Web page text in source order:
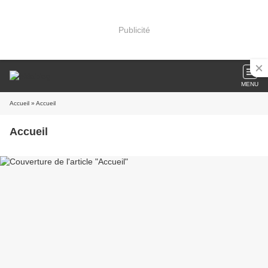
Publicité
MENU
Accueil » Accueil
Accueil